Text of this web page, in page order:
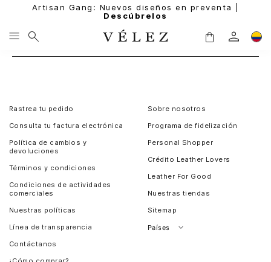
Artisan Gang: Nuevos diseños en preventa |
Descúbrelos
Rastrea tu pedido
Consulta tu factura electrónica
Política de cambios y
devoluciones
Términos y condiciones
Condiciones de actividades
comerciales
Nuestras políticas
Línea de transparencia
Contáctanos
Sobre nosotros
Programa de fidelización
Personal Shopper
Crédito Leather Lovers
Leather For Good
Nuestras tiendas
Sitemap
Países